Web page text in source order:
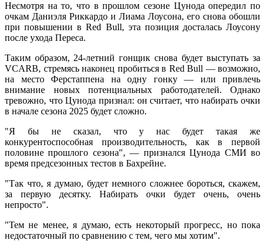
Несмотря на то, что в прошлом сезоне Цунода опередил по
очкам Даниэля Риккардо и Лиама Лоусона, его снова обошли
при повышении в Red Bull, эта позиция досталась Лоусону
после ухода Переса.
Таким образом, 24-летний гонщик снова будет выступать за
VCARB, стремясь наконец пробиться в Red Bull — возможно,
на место Ферстаппена на одну гонку — или привлечь
внимание новых потенциальных работодателей. Однако
тревожно, что Цунода признал: он считает, что набирать очки
в начале сезона 2025 будет сложно.
"Я бы не сказал, что у нас будет такая же
конкурентоспособная производительность, как в первой
половине прошлого сезона", — признался Цунода СМИ во
время предсезонных тестов в Бахрейне.
"Так что, я думаю, будет немного сложнее бороться, скажем,
за первую десятку. Набирать очки будет очень, очень
непросто".
"Тем не менее, я думаю, есть некоторый прогресс, но пока
недостаточный по сравнению с тем, чего мы хотим".